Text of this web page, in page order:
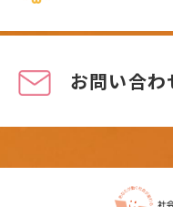
お問い合わ